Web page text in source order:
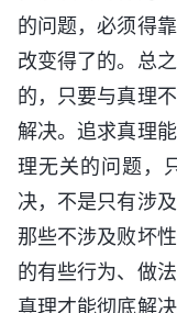
的问题，必须得
改变得了的。总
的，只要与真理
解决。追求真理
理无关的问题，
决，不是只有涉
那些不涉及败坏
的有些行为、做
真理才能彻底解